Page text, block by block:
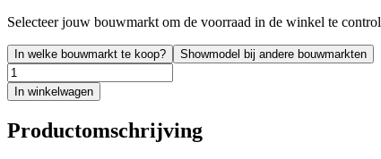
Selecteer jouw bouwmarkt om de voorraad in de winkel te
In welke bouwmarkt te koop? Showmodel bij andere bouwmarkten
In winkelwagen
Productomschrijving